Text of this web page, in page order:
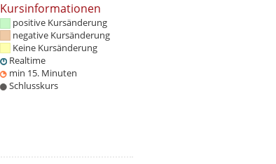
Kursinformationen
positive Kursänderung
negative Kursänderung
Keine Kursänderung
Realtime
min 15. Minuten
Schlusskurs